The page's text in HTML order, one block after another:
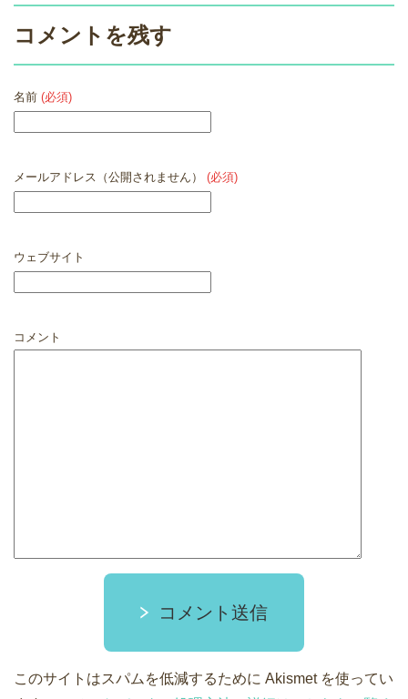
コメントを残す
名前 (必須)
メールアドレス（公開されません） (必須)
ウェブサイト
コメント
コメント送信
このサイトはスパムを低減するために Akismet を使ってい